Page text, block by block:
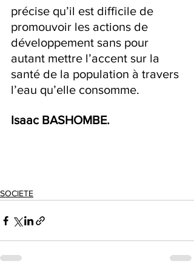
précise qu’il est difficile de
promouvoir les actions de
développement sans pour
autant mettre l’accent sur la
santé de la population à travers
l’eau qu’elle consomme.
Isaac BASHOMBE.
SOCIETE